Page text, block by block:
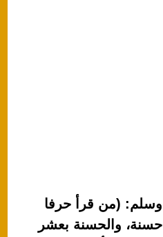
وسلم: (من قرأ حرفا
والحسنة بعشر